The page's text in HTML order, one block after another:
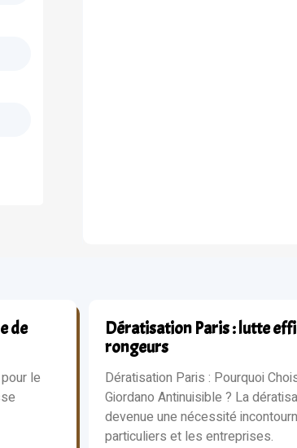
de
le
Dératisation Paris : lutte
rongeurs
Dératisation Paris : Pourquoi
Giordano Antinuisible ? La
devenue une nécessité
particuliers et les entreprises.